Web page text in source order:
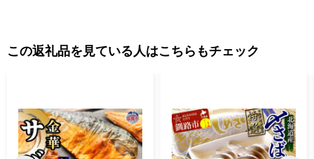
この返礼品を見ている人はこちらもチェック